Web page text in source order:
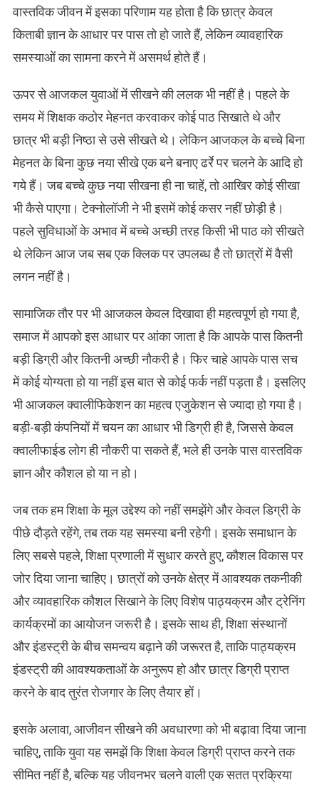
वास्तविक जीवन में इसका परिणाम यह होता है कि छात्र केवल
किताबी ज्ञान के आधार पर पास तो हो जाते हैं, लेकिन व्यावहारिक
समस्याओं का सामना करने में असमर्थ होते हैं।
ऊपर से आजकल युवाओं में सीखने की ललक भी नहीं है। पहले के
समय में शिक्षक कठोर मेहनत करवाकर कोई पाठ सिखाते थे और
छात्र भी बड़ी निष्ठा से उसे सीखते थे। लेकिन आजकल के बच्चे बिना
मेहनत के बिना कुछ नया सीखे एक बने बनाए ढर्रे पर चलने के आदि हो
गये हैं। जब बच्चे कुछ नया सीखना ही ना चाहें, तो आखिर कोई सीखा
भी कैसे पाएगा। टेक्नोलॉजी ने भी इसमें कोई कसर नहीं छोड़ी है।
पहले सुविधाओं के अभाव में बच्चे अच्छी तरह किसी भी पाठ को सीखते
थे लेकिन आज जब सब एक क्लिक पर उपलब्ध है तो छात्रों में वैसी
लगन नहीं है।
सामाजिक तौर पर भी आजकल केवल दिखावा ही महत्वपूर्ण हो गया है,
समाज में आपको इस आधार पर आंका जाता है कि आपके पास कितनी
बड़ी डिग्री और कितनी अच्छी नौकरी है। फिर चाहे आपके पास सच
में कोई योग्यता हो या नहीं इस बात से कोई फर्क नहीं पड़ता है। इसलिए
भी आजकल क्वालीफिकेशन का महत्व एजुकेशन से ज्यादा हो गया है।
बड़ी-बड़ी कंपनियों में चयन का आधार भी डिग्री ही है, जिससे केवल
क्वालीफाईड लोग ही नौकरी पा सकते हैं, भले ही उनके पास वास्तविक
ज्ञान और कौशल हो या न हो।
जब तक हम शिक्षा के मूल उद्देश्य को नहीं समझेंगे और केवल डिग्री के
पीछे दौड़ते रहेंगे, तब तक यह समस्या बनी रहेगी। इसके समाधान के
लिए सबसे पहले, शिक्षा प्रणाली में सुधार करते हुए, कौशल विकास पर
जोर दिया जाना चाहिए। छात्रों को उनके क्षेत्र में आवश्यक तकनीकी
और व्यावहारिक कौशल सिखाने के लिए विशेष पाठ्यक्रम और ट्रेनिंग
कार्यक्रमों का आयोजन जरूरी है। इसके साथ ही, शिक्षा संस्थानों
और इंडस्ट्री के बीच समन्वय बढ़ाने की जरूरत है, ताकि पाठ्यक्रम
इंडस्ट्री की आवश्यकताओं के अनुरूप हो और छात्र डिग्री प्राप्त
करने के बाद तुरंत रोजगार के लिए तैयार हों।
इसके अलावा, आजीवन सीखने की अवधारणा को भी बढ़ावा दिया जाना
चाहिए, ताकि युवा यह समझें कि शिक्षा केवल डिग्री प्राप्त करने तक
सीमित नहीं है, बल्कि यह जीवनभर चलने वाली एक सतत प्रक्रिया